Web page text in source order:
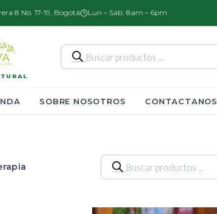
8 No. 17-19, Bogotá Lun – Sáb: 8am – 6pm
Búsqueda
de
productos
SOBRE NOSOTROS CONTACTANOS
Búsqueda
de
productos